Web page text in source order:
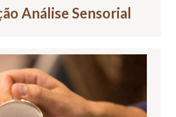
Análise Sensorial